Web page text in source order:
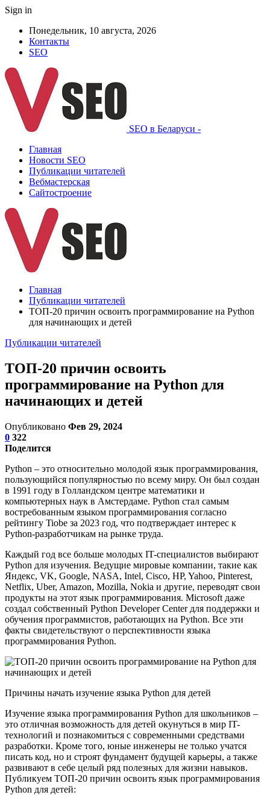
Sign in
Понедельник, 10 августа, 2026
Контакты
SEO
SEO в Беларуси -
Главная
Новости SEO
Публикации читателей
Вебмастерская
Сайтостроение
Главная
Публикации читателей
ТОП-20 причин освоить программирование на Python
для начинающих и детей
Публикации читателей
ТОП-20 причин освоить
программирование на Python для
начинающих и детей
Опубликовано Фев 29, 2024
0 322
Поделится
Python – это относительно молодой язык программирования,
пользующийся популярностью по всему миру. Он был создан
в 1991 году в Голландском центре математики и
компьютерных наук в Амстердаме. Python стал самым
востребованным языком программирования согласно
рейтингу Tiobe за 2023 год, что подтверждает интерес к
Python-разработчикам на рынке труда.
Каждый год все больше молодых IT-специалистов выбирают
Python для изучения. Ведущие мировые компании, такие как
Яндекс, VK, Google, NASA, Intel, Cisco, HP, Yahoo, Pinterest,
Netflix, Uber, Amazon, Mozilla, Nokia и другие, переводят свои
продукты на этот язык программирования. Microsoft даже
создал собственный Python Developer Center для поддержки и
обучения программистов, работающих на Python. Все эти
факты свидетельствуют о перспективности языка
программирования Python.
Причины начать изучение языка Python для детей
Изучение языка программирования Python для школьников –
это отличная возможность для детей окунуться в мир IT-
технологий и познакомиться с современными средствами
разработки. Кроме того, юные инженеры не только учатся
писать код, но и строят фундамент будущей карьеры, а также
развивают в себе целый ряд полезных для жизни навыков.
Публикуем ТОП-20 причин освоить язык программирования
Python для детей: